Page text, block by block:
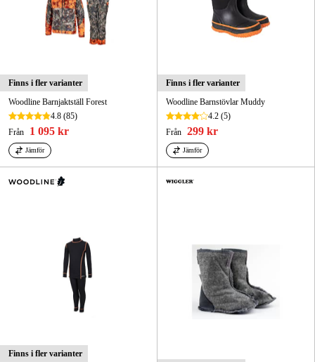
Varumärken
Våra varumärken
Kontakt & Öppettider
FAQ
Finns i fler varianter
Woodline Barnjaktställ Forest
4.8 (85)
Från
1 095 kr
Jämför
Finns i fler varianter
Woodline Barnstövlar Muddy
4.2 (5)
Från 299 kr
Jämför
Finns i fler varianter